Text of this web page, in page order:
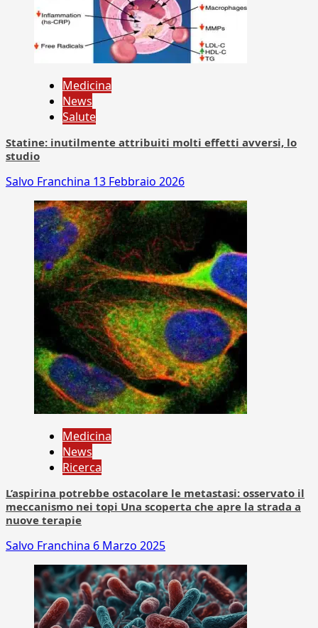
Medicina
News
Salute
Statine: inutilmente attribuiti molti effetti avversi, lo
studio
Salvo Franchina 13 Febbraio 2026
Medicina
News
Ricerca
L’aspirina potrebbe ostacolare le metastasi: osservato il
meccanismo nei topi Una scoperta che apre la strada a
nuove terapie
Salvo Franchina 6 Marzo 2025